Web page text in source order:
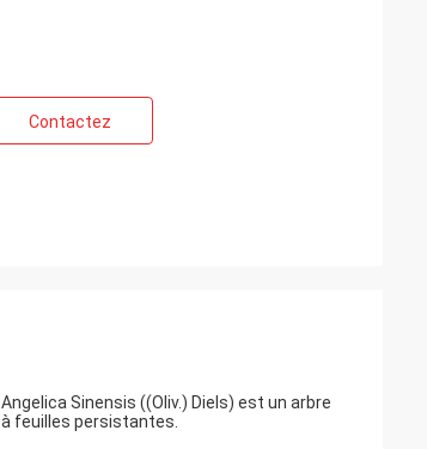
Contactez
Angelica Sinensis ((Oliv.) Diels) est un arbre
à feuilles persistantes.